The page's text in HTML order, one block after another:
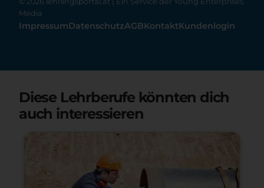
Diese Lehrberufe könnten dich
auch interessieren
Media
ImpressumDatenschutzAGBKontaktKundenlogin